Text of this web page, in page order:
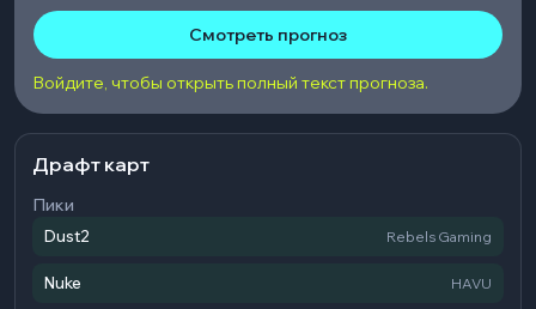
Смотреть прогноз
Войдите, чтобы открыть полный текст прогноза.
Драфт карт
Пики
Dust2 Rebels Gaming
Nuke HAVU